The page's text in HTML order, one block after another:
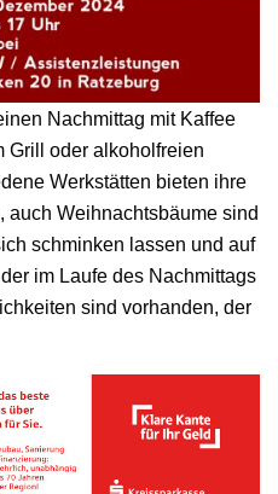
Nachmittag mit Kaffee
Grill oder alkoholfreien
Werkstätten bieten ihre
auch Weihnachtsbäume sind
schminken lassen und auf
im Laufe des Nachmittags
sind vorhanden, der